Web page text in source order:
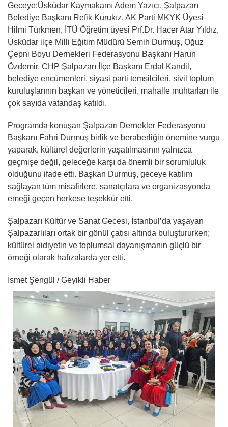
Geceye;Üsküdar Kaymakamı Adem Yazıcı, Şalpazarı
Belediye Başkanı Refik Kurukız, AK Parti MKYK Üyesi
Hilmi Türkmen, İTÜ Öğretim üyesi Prf.Dr. Hacer Atar Yıldız,
Üsküdar ilçe Milli Eğitim Müdürü Semih Durmuş, Oğuz
Çepni Boyu Dernekleri Federasyonu Başkanı Harun
Özdemir, CHP Şalpazarı İlçe Başkanı Erdal Kandil,
belediye encümenleri, siyasi parti temsilcileri, sivil toplum
kuruluşlarının başkan ve yöneticileri, mahalle muhtarları ile
çok sayıda vatandaş katıldı.
Programda konuşan Şalpazarı Dernekler Federasyonu
Başkanı Fahri Durmuş birlik ve beraberliğin önemine vurgu
yaparak, kültürel değerlerin yaşatılmasının yalnızca
geçmişe değil, geleceğe karşı da önemli bir sorumluluk
olduğunu ifade etti. Başkan Durmuş, geceye katılım
sağlayan tüm misafirlere, sanatçılara ve organizasyonda
emeği geçen herkese teşekkür etti.
Şalpazarı Kültür ve Sanat Gecesi, İstanbul’da yaşayan
Şalpazarlıları ortak bir gönül çatısı altında buluştururken;
kültürel aidiyetin ve toplumsal dayanışmanın güçlü bir
örneği olarak hafızalarda yer etti.
İsmet Şengül / Geyikli Haber